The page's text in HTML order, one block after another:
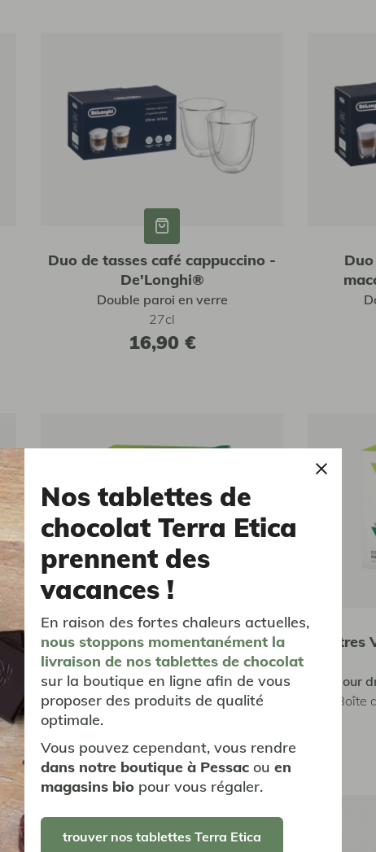
Duo de tasses café cappuccino -
De'Longhi®
Double paroi en verre
27cl
16,90 €
Filtres V60-01 papier naturel -
Hario®
Pour dripper V60 - 1 à 2 tasses
Boîte de 100 filtres - 100 filtres
Pour
Boîte
Nos tablettes de
chocolat Terra Etica
prennent des
vacances !
En raison des fortes chaleurs actuelles,
nous stoppons momentanément la
livraison de nos tablettes de chocolat
sur la boutique en ligne afin de vous
proposer des produits de qualité
optimale.
Vous pouvez cependant, vous rendre
dans notre boutique à Pessac ou en
magasins bio pour vous régaler.
trouver nos tablettes Terra Etica